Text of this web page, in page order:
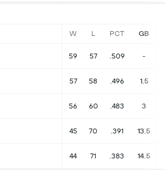
W L PCT GB
59 57 .509 -
57 58 .496 1.5
56 60 .483 3
45 70 .391 13.5
44 71 .383 14.5